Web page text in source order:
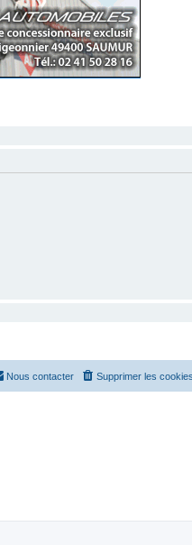
Supprimer les cookies
Nous contacter